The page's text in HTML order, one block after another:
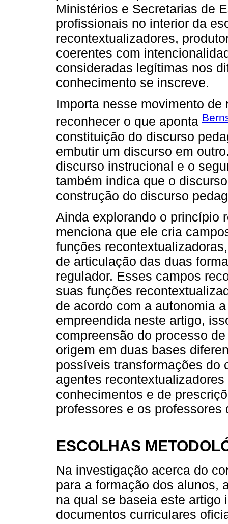
Ministérios e Secretarias de
profissionais no interior da
recontextualizadores,
coerentes com
consideradas legítimas nos
conhecimento se inscreve.
Importa nesse movimento
reconhecer o que aponta
constituição do discurso
embutir um discurso em
discurso instrucional e o
também indica que o
construção do discurso
Ainda explorando o princípio
menciona que ele cria
funções
de articulação das duas
regulador. Esses campos
suas funções
de acordo com a autonomia
empreendida neste artigo,
compreensão do processo
origem em duas bases
possíveis transformações do
agentes
conhecimentos e de
professores e os
ESCOLHAS
Na investigação acerca do
para a formação dos alunos,
na qual se baseia este artigo
documentos curriculares